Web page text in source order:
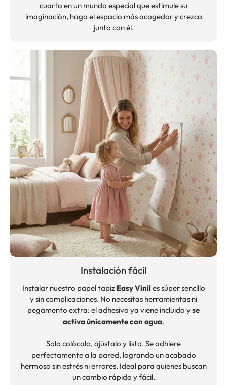
cuarto en un mundo especial que estimule su
imaginación, haga el espacio más acogedor y crezca
junto con él.
Instalación fácil
Instalar nuestro papel tapiz Easy Viniles súper sencillo
y sin complicaciones. No necesitas herramientas ni
pegamento extra: el adhesivo ya viene incluido yse
activa únicamente con agua.
Solo colócalo, ajústalo y listo. Se adhiere
perfectamente a la pared, logrando un acabado
hermoso sin estrés ni errores. Ideal para quienes buscan
un cambio rápido y fácil.